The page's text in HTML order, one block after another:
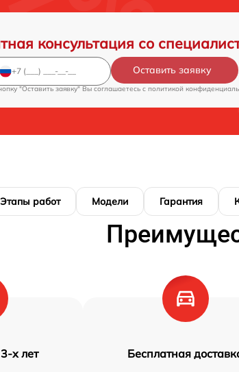
консультация со
Оставить заявку
"Оставить заявку" Вы соглашаетесь c политикой
Этапы работ Модели Гарантия
х лет Бесплатная